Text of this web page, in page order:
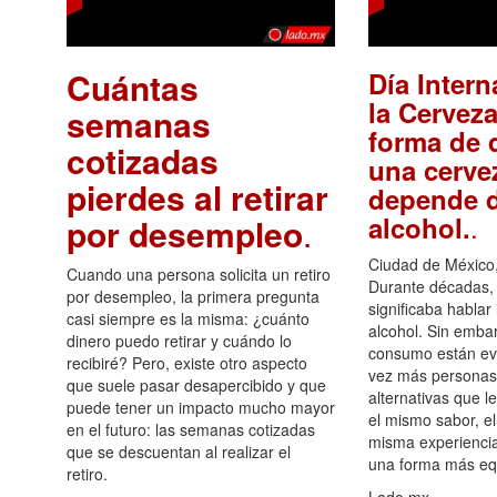
Cuántas
semanas
cotizadas
pierdes al retirar
por desempleo.
Cuando una persona solicita un retiro
por desempleo, la primera pregunta
casi siempre es la misma: ¿cuánto
dinero puedo retirar y cuándo lo
recibiré? Pero, existe otro aspecto
que suele pasar desapercibido y que
puede tener un impacto mucho mayor
en el futuro: las semanas cotizadas
que se descuentan al realizar el
retiro.
Día
la
forma de
una
depende
alcohol..
Ciudad de
Durante
significaba
alcohol. Sin
consumo están
vez más
alternativas que
el mismo sabor,
misma
una forma más